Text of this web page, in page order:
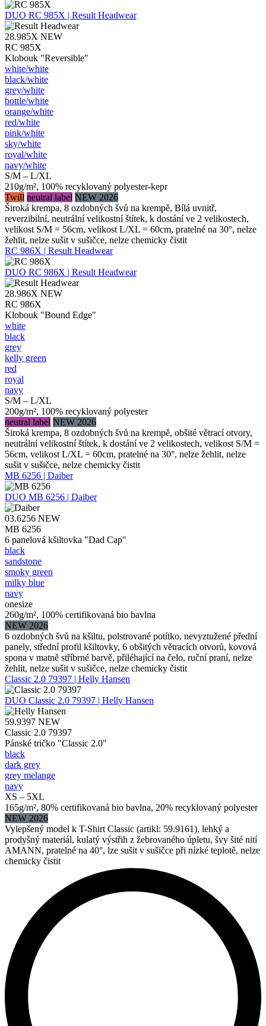
DUO RC 985X | Result Headwear
28.985X NEW
RC 985X
Klobouk "Reversible"
white/​white
black/​white
grey/​white
bottle/​white
orange/​white
red/​white
pink/​white
sky/​white
royal/​white
navy/​white
S/M – L/XL
210g/m², 100% recyklovaný polyester-kepr
Twill neutral label NEW 2026
Široká krempa, 8 ozdobných švů na krempě, Bílá uvnitř,
reverzibilní, neutrální velikostní štítek, k dostání ve 2 velikostech,
velikost S/M = 56cm, velikost L/XL = 60cm, pratelné na 30°, nelze
žehlit, nelze sušit v sušičce, nelze chemicky čistit
RC 986X | Result Headwear
DUO RC 986X | Result Headwear
28.986X NEW
RC 986X
Klobouk "Bound Edge"
white
black
grey
kelly green
red
royal
navy
S/M – L/XL
200g/m², 100% recyklovaný polyester
neutral label NEW 2026
Široká krempa, 8 ozdobných švů na krempě, obšité větrací otvory,
neutrální velikostní štítek, k dostání ve 2 velikostech, velikost S/M =
56cm, velikost L/XL = 60cm, pratelné na 30°, nelze žehlit, nelze
sušit v sušičce, nelze chemicky čistit
MB 6256 | Daiber
DUO MB 6256 | Daiber
03.6256 NEW
MB 6256
6 panelová kšiltovka "Dad Cap"
black
sandstone
smoky green
milky blue
navy
onesize
260g/m², 100% certifikovaná bio bavlna
NEW 2026
6 ozdobných švů na kšiltu, polstrované potítko, nevyztužené přední
panely, střední profil kšiltovky, 6 obšitých větracích otvorů, kovová
spona v matně stříbrné barvě, přiléhající na čelo, ruční praní, nelze
žehlit, nelze sušit v sušičce, nelze chemicky čistit
Classic 2.0 79397 | Helly Hansen
DUO Classic 2.0 79397 | Helly Hansen
59.9397 NEW
Classic 2.0 79397
Pánské tričko "Classic 2.0"
black
dark grey
grey melange
navy
XS – 5XL
165g/m², 80% certifikovaná bio bavlna, 20% recyklovaný polyester
NEW 2026
Vylepšený model k T-Shirt Classic (artikl: 59.9161), lehký a
prodyšný materiál, kulatý výstřih z žebrovaného úpletu, švy šité nití
AMANN, pratelné na 40°, lze sušit v sušičce při nízké teplotě, nelze
chemicky čistit